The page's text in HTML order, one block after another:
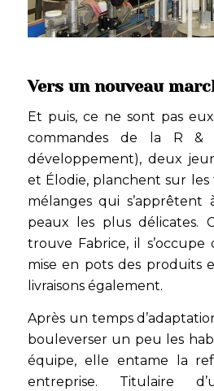
Vers un nouveau
Et puis, ce ne sont pas
commandes de la R &
développement), deux
et Élodie, planchent sur
mélanges qui
peaux les plus délicates.
trouve Fabrice, il s’occupe
mise en pots des produits
livraisons également.
Après un temps
bouleverser un peu les
équipe, elle entame la
entreprise. Titulaire